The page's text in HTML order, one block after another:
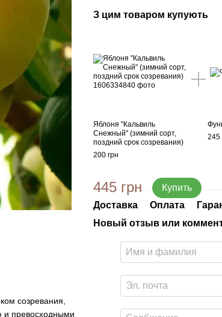
созревания,
и превосходными
З цим товаром купують
Яблоня "Кальвиль
Снежный" (зимний сорт,
поздний срок созревания)
200 грн
245
445 грн
Купить
Доставка
Оплата
Новый отзыв или